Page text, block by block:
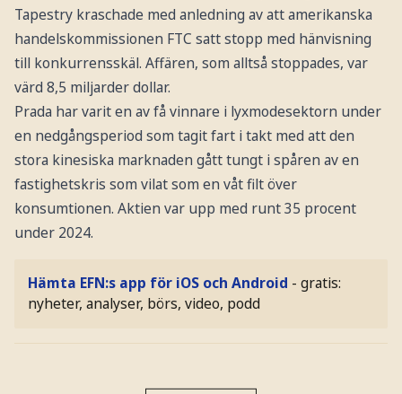
Tapestry kraschade med anledning av att amerikanska
handelskommissionen FTC satt stopp med hänvisning
till konkurrensskäl. Affären, som alltså stoppades, var
värd 8,5 miljarder dollar.
Prada har varit en av få vinnare i lyxmodesektorn under
en nedgångsperiod som tagit fart i takt med att den
stora kinesiska marknaden gått tungt i spåren av en
fastighetskris som vilat som en våt filt över
konsumtionen. Aktien var upp med runt 35 procent
under 2024.
Hämta EFN:s app för iOS och Android - gratis:
nyheter, analyser, börs, video, podd